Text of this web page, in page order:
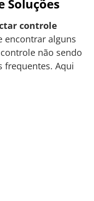
Soluções
controle
encontrar alguns
não sendo
frequentes. Aqui